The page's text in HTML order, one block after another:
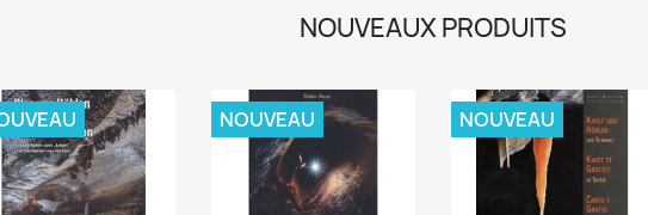
NOUVEAUX PRODUITS
NOUVEAU NOUVEAU